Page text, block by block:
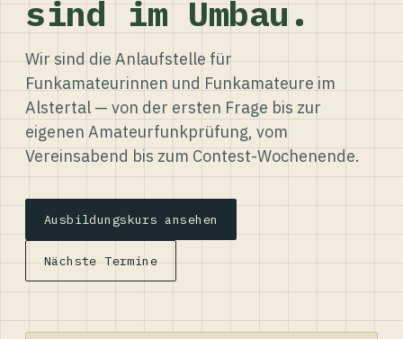
sind im Umbau.
Wir sind die Anlaufstelle für
Funkamateurinnen und Funkamateure im
Alstertal — von der ersten Frage bis zur
eigenen Amateurfunkprüfung, vom
Vereinsabend bis zum Contest-Wochenende.
Ausbildungskurs ansehen
Nächste Termine